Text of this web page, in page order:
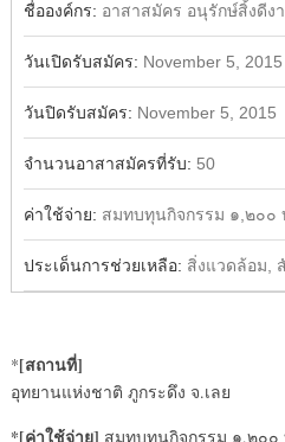
ชื่อองค์กร: อาสาสมัคร อนุรักษ์สิ้งดีง
วันเปิดรับสมัคร: November 5, 2015
วันปิดรับสมัคร: November 5, 2015
จำนวนอาสาสมัครที่รับ: 50
ค่าใช้จ่าย: สมทบทุนกิจกรรม ๑,๒๐๐
ประเด็นการช่วยเหลือ: สิ่งแวดล้อม,
*[สถานที่]
อุทยานแห่งชาติ ภูกระดึง จ.เลย
*[ค่าใช้จ่าย] สมทบทุนกิจกรรม ๑,๒๐๐